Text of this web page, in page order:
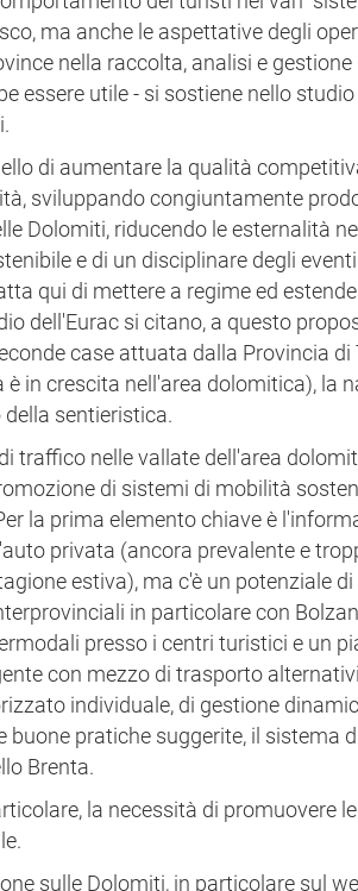
ma anche le aspettative degli
nella raccolta, analisi e
essere utile - si sostiene nello studio
di aumentare la qualità
sviluppando congiuntamente
Dolomiti, riducendo le esternalità
e di un disciplinare degli
qui di mettere a regime ed
dell'Eurac si citano, a questo
case attuata dalla Provincia di
in crescita nell'area dolomitica), la
sentieristica.
traffico nelle vallate dell'area
di sistemi di mobilità
la prima elemento chiave è
privata (ancora prevalente e
estiva), ma c'è un potenziale
in particolare con
presso i centri turistici e un
con mezzo di trasporto
individuale, di gestione
buone pratiche suggerite, il sistema
Brenta.
la necessità di promuovere
sulle Dolomiti, in particolare sul